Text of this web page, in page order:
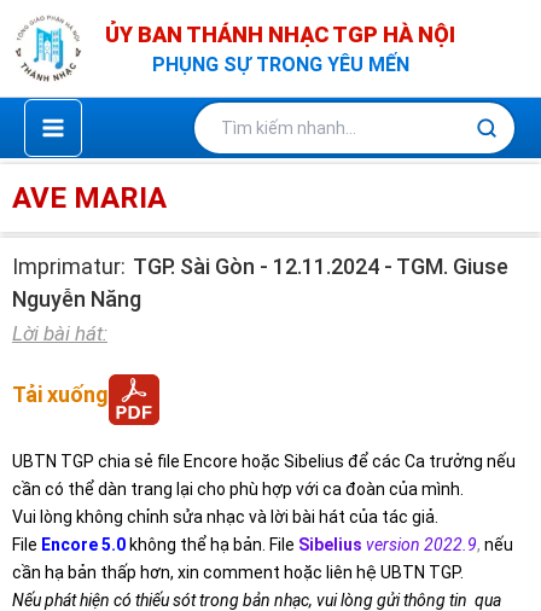
Nhảy
tới
nội
dung
ỦY BAN THÁNH NHẠC TGP HÀ NỘI
PHỤNG SỰ TRONG YÊU MẾN
AVE MARIA
Imprimatur: TGP. Sài Gòn - 12.11.2024 - TGM. Giuse
Nguyễn Năng
Lời bài hát:
Tải xuống
UBTN TGP chia sẻ file Encore hoặc Sibelius để các Ca trưởng nếu
cần có thể dàn trang lại cho phù hợp với ca đoàn của mình.
Vui lòng không chỉnh sửa nhạc và lời bài hát của tác giả.
File Encore 5.0 không thể hạ bản. File Sibelius version 2022.9, nếu
cần hạ bản thấp hơn, xin comment hoặc liên hệ UBTN TGP.
Nếu phát hiện có thiếu sót trong bản nhạc, vui lòng gửi thông tin qua